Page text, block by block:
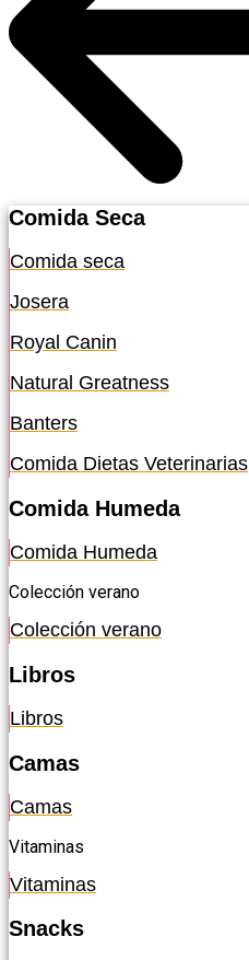
Comida Seca
Comida seca
Josera
Royal Canin
Natural Greatness
Banters
Comida Dietas Veterinarias
Comida Humeda
Comida Humeda
Colección verano
Colección verano
Libros
Libros
Camas
Camas
Vitaminas
Vitaminas
Snacks